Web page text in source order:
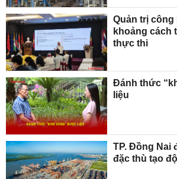
Quản trị công
khoảng cách
thực thi
Đánh thức
liệu
TP. Đồng Nai
đặc thù tạo